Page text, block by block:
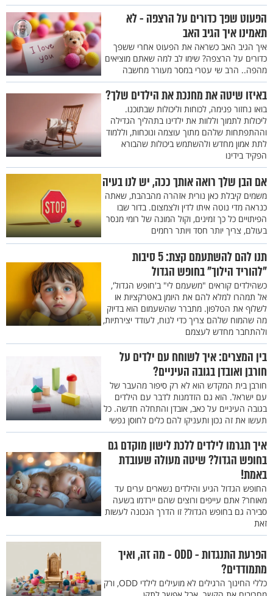
הפעוט שפך כדורים על הרצפה - לא
תאמינו איך הגיב האב
איך הגיב האב כשראה את הפעוט אחרי ששפך
כדורים על הרצפה? שימו לב למה שאתם מוציאים
מהפה.. הרב שי עטרי במסר מעורר מחשבה
באיזו שיטה את מחנכת את הילדים שלך?
בואו נחזור פנימה, לכוחות וליכולות שבתוכנו.
ליכולות לתמוך וללוות את ילדינו בתהליך הגדילה
וההתפתחות שלהם מתוך עוצמה ונוכחות, וללמוד
לתת אמון מחדש ולהשתמש ביכולות שהבורא
הפקיד בידינו
אם הבן שלך רואה אותך ככה, יש לנו בעיה
משמים קיבלת כאן נורית אזהרה מהבהבת, שאתה
כנראה מדי נוטה איתו לדין ולצמצום. בדור שבו
הפיתויים כל כך זמינים, וקול המונה של רומי מנסר
בעולם, צריך יותר חסד ויותר רחמים
תנו להם להשתעמם קצת: 5 סיבות
"להוריד הילוך" בחופש הגדול
כשהילדים קוראים "משעמם לי" ב'חופש הגדול',
אל תמהרו למלא להם את היומן באטרקציות או
לשלוף את הטלפון. מתברר שהשעמום הוא בדיוק
מה שהמוח שלהם צריך כדי לנוח, לעודד יצירתיות,
ולהתחבר מחדש לעצמם
בין המצרים: איך לשוחח עם ילדים על
חורבן ואובדן בגובה העיניים?
חורבן בית המקדש הוא לא רק סיפור מהעבר של
עם ישראל. הוא גם הזדמנות לדבר עם הילדים
בגובה העיניים על כאב, אובדן והתחלה חדשה. כל
תעשו את זה נכון ותעניקו להם כלים לחוסן נפשי
איך תגרמו לילדים ללכת לישון מוקדם גם
בחופש הגדול? שיטה מעולה שעובדת
באמת!
החופש הגדול הגיע והילדים נשארים ערים עד
מאוחר? אתם עייפים ורוצים שהם יירדמו בשעה
סבירה גם בחופש הגדול? זו הדרך הנכונה לעשות
זאת
הפרעת התנגדות - ODD - מה זה, ואיך
מתמודדים?
כללי החינוך הרגילים לא מועילים לילדי ODD, ורק